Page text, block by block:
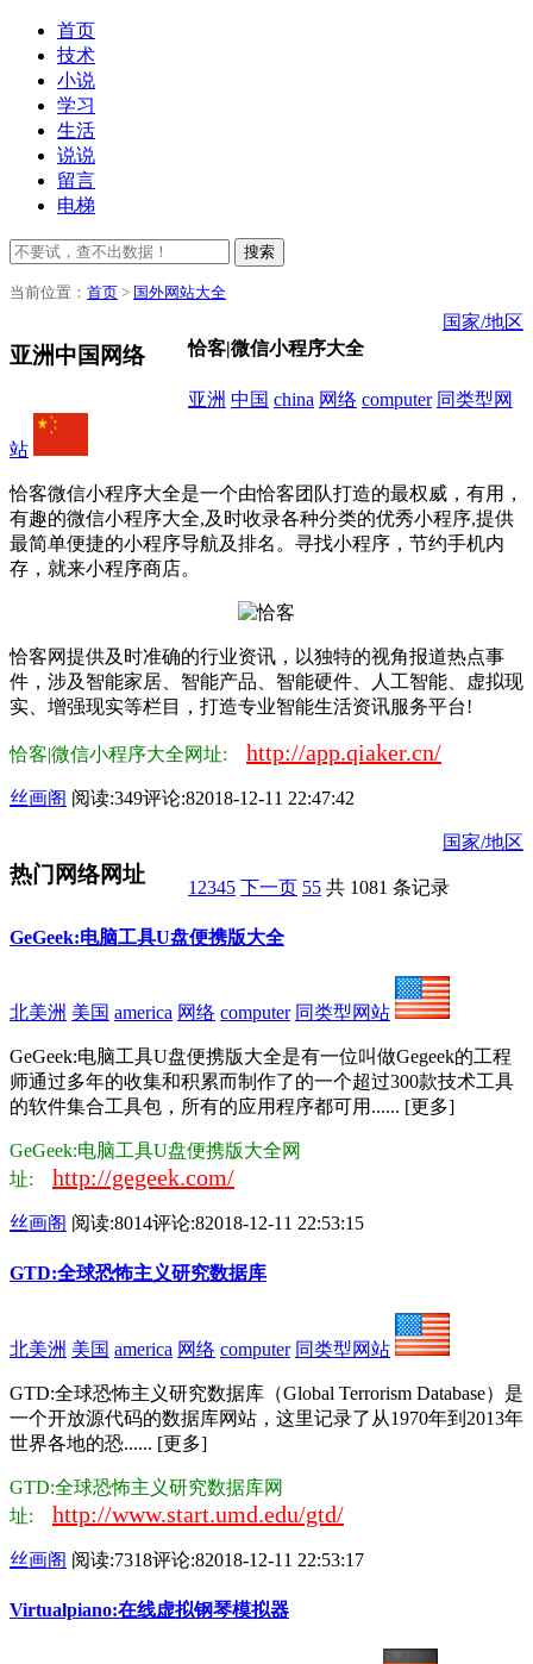
首页
技术
小说
学习
生活
说说
留言
电梯
搜索
当前位置： 首页 > 国外网站大全
亚洲中国网络
国家/地区
恰客|微信小程序大全
亚洲 中国 china 网络 computer 同类型网
站
恰客微信小程序大全是一个由恰客团队打造的最权威，有用，
有趣的微信小程序大全,及时收录各种分类的优秀小程序,提供
最简单便捷的小程序导航及排名。寻找小程序，节约手机内
存，就来小程序商店。
恰客网提供及时准确的行业资讯，以独特的视角报道热点事
件，涉及智能家居、智能产品、智能硬件、人工智能、虚拟现
实、增强现实等栏目，打造专业智能生活资讯服务平台!
恰客|微信小程序大全网址: http://app.qiaker.cn/
丝画阁 阅读:349评论:82018-12-11 22:47:42
热门网络网址
国家/地区
1 2345 下一页 55 共 1081 条记录
GeGeek:电脑工具U盘便携版大全
北美洲 美国 america 网络 computer 同类型网站
GeGeek:电脑工具U盘便携版大全是有一位叫做Gegeek的工程
师通过多年的收集和积累而制作了的一个超过300款技术工具
的软件集合工具包，所有的应用程序都可用...... [更多]
GeGeek:电脑工具U盘便携版大全网
址: http://gegeek.com/
丝画阁 阅读:8014评论:82018-12-11 22:53:15
GTD:全球恐怖主义研究数据库
北美洲 美国 america 网络 computer 同类型网站
GTD:全球恐怖主义研究数据库（Global Terrorism Database）是
一个开放源代码的数据库网站，这里记录了从1970年到2013年
世界各地的恐...... [更多]
GTD:全球恐怖主义研究数据库网
址: http://www.start.umd.edu/gtd/
丝画阁 阅读:7318评论:82018-12-11 22:53:17
Virtualpiano:在线虚拟钢琴模拟器